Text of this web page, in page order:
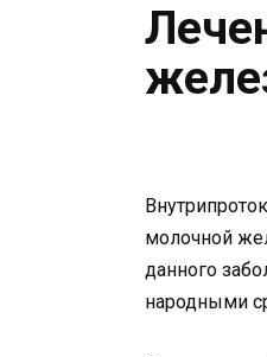
молочной
данного
народными